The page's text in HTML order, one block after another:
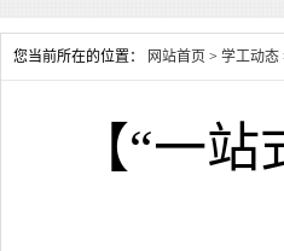
您当前所在的位置： 网站首页 > 学工动态
【“一